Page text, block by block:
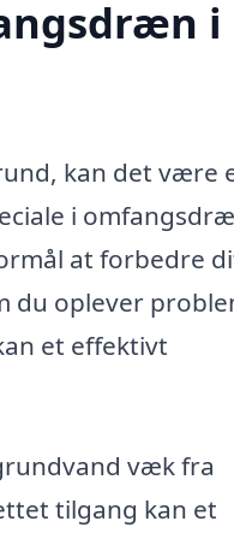
i
kan det være
i
at forbedre
du oplever
et effektivt
væk fra
tilgang kan et